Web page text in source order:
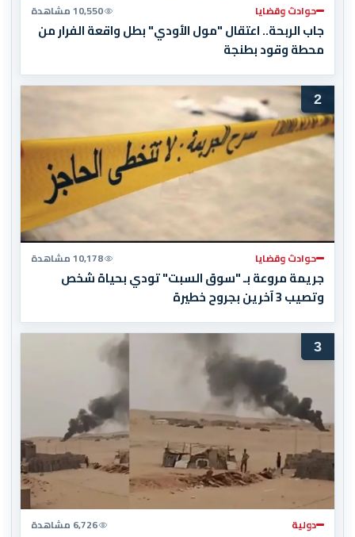
حوادث وقضايا 10,550 مشاهدة
جاب الربحة.. اعتقال "مول الأودي" بطل واقعة الفرار من
محطة وقود بطنجة
2
حوادث وقضايا 10,178 مشاهدة
جريمة مروعة بـ "سوق السبت" تودي بحياة شخص
وتصيب 3 آخرين بجروح خطيرة
3
دولية 6,726 مشاهدة